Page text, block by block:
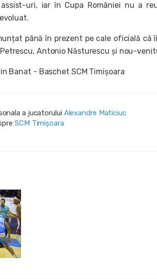
uri, iar în Cupa României nu a
până în prezent pe cale oficială că
Petrescu, Antonio Năsturescu și nou-
Banat - Baschet SCM Timișoara
a jucatorului Alexandre Maticiuc
SCM Timișoara